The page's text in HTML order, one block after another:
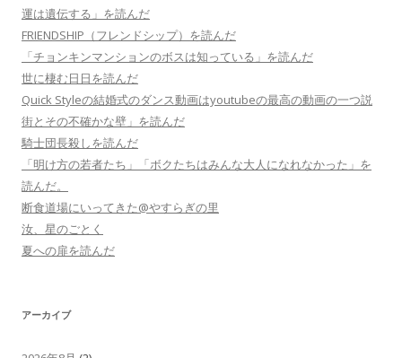
運は遺伝する」を読んだ
FRIENDSHIP（フレンドシップ）を読んだ
「チョンキンマンションのボスは知っている」を読んだ
世に棲む日日を読んだ
Quick Styleの結婚式のダンス動画はyoutubeの最高の動画の一つ説
街とその不確かな壁」を読んだ
騎士団長殺しを読んだ
「明け方の若者たち」「ボクたちはみんな大人になれなかった」を
読んだ。
断食道場にいってきた@やすらぎの里
汝、星のごとく
夏への扉を読んだ
アーカイブ